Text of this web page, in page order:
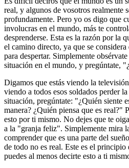
real, y algunos de vosotros realmente
profundamente. Pero yo os digo que
involucras en el mundo, más te
desprenderse. Esta es la razón por la
el camino directo, ya que se
para despertar. Simplemente
situación en el mundo, y pregúntate,
Digamos que estás viendo la
viendo a todos esos soldados perder
situación, pregúntate: "¿Quién siente
manera? ¿Quién piensa que es real?"
esto por ti mismo. No dejes que te
a la "granja feliz". Simplemente mira
comprender que es una parte del
de todo no es real. Este es el
puedes al menos decirte esto a ti